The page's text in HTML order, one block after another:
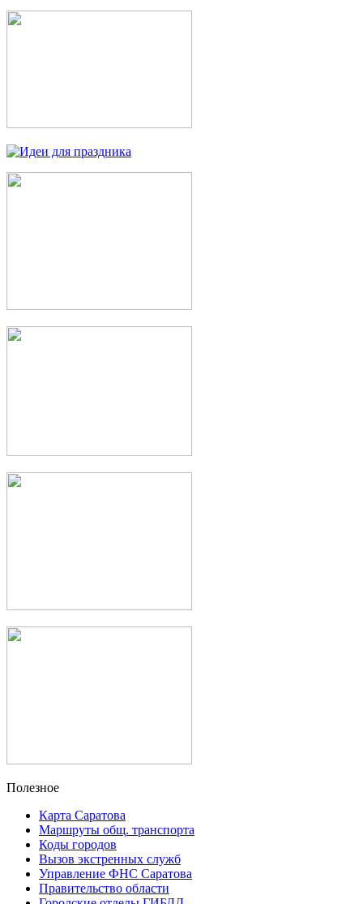
Полезное
Карта Саратова
Маршруты общ. транспорта
Коды городов
Вызов экстренных служб
Управление ФНС Саратова
Правительство области